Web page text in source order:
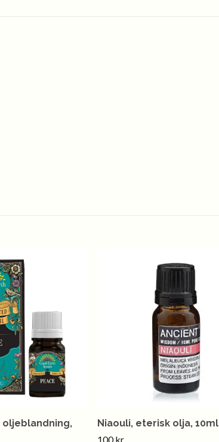
oljeblandning,
Niaouli, eterisk olja, 10ml
100 kr